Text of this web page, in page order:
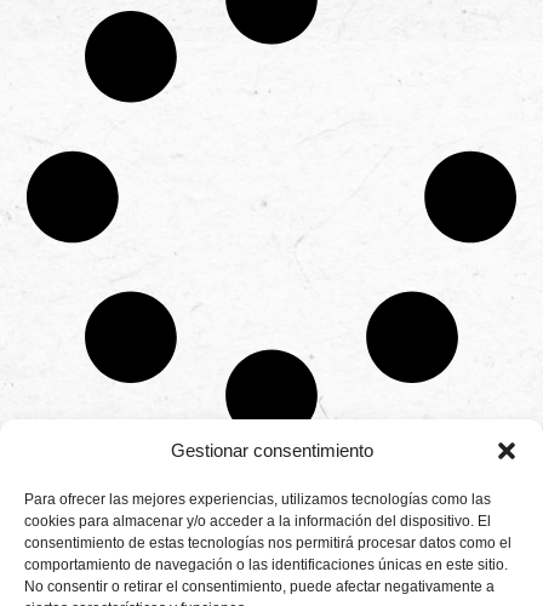
Gestionar consentimiento
Para ofrecer las mejores experiencias, utilizamos tecnologías como las
cookies para almacenar y/o acceder a la información del dispositivo. El
consentimiento de estas tecnologías nos permitirá procesar datos como el
comportamiento de navegación o las identificaciones únicas en este sitio.
No consentir o retirar el consentimiento, puede afectar negativamente a
Productores
de
fresas,
frambuesas,
CONTÁCTANOS
Camino de
Montemayor s/n
21800 Moguer.
Huelva ESPAÑA.
Aviso legal
Política de
privacidad
Canal de denuncias